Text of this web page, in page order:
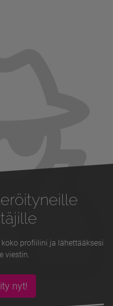
profiilini ja lähettääksesi
viestin.
nyt!